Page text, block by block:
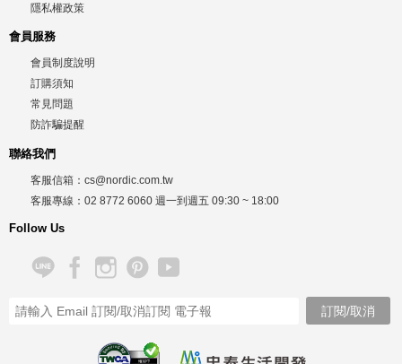
隱私權政策
會員服務
會員制度說明
訂購須知
常見問題
防詐騙提醒
聯絡我們
客服信箱： cs@nordic.com.tw
客服專線： 02 8772 6060 週一到週五 09:30 ~ 18:00
Follow Us